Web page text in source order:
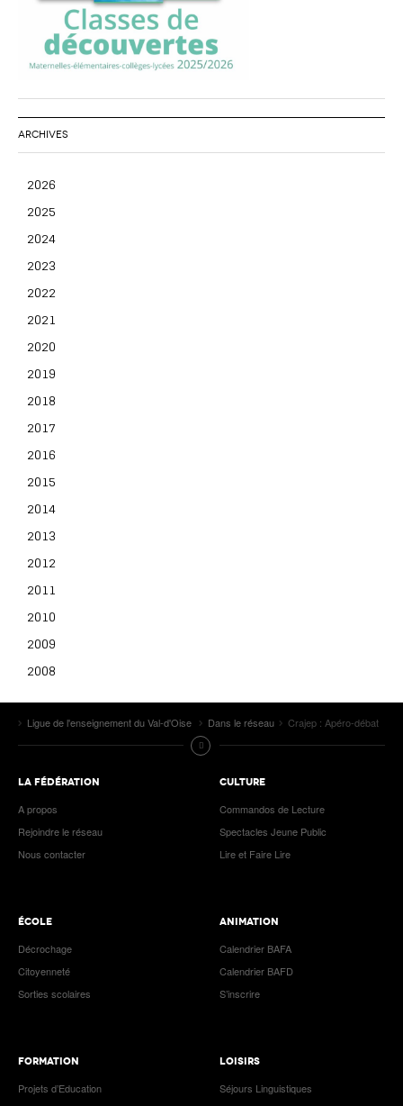
ARCHIVES
2026
2025
2024
2023
2022
2021
2020
2019
2018
2017
2016
2015
2014
2013
2012
2011
2010
2009
2008
Ligue de l'enseignement du Val-d'Oise Dans le réseau Crajep : Apéro-débat
LA FÉDÉRATION
A propos
Rejoindre le réseau
Nous contacter
CULTURE
Commandos de Lecture
Spectacles Jeune Public
Lire et Faire Lire
ÉCOLE
Décrochage
Citoyenneté
Sorties scolaires
ANIMATION
Calendrier BAFA
Calendrier BAFD
S’inscrire
FORMATION
Projets d’Education
LOISIRS
Séjours Linguistiques